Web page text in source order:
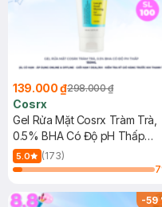
139.000 ₫298.000 ₫
Cosrx
Gel Rửa Mặt Cosrx Tràm Trà,
0.5% BHA Có Độ pH Thấp
150ml
5.0
(173)
7
-59